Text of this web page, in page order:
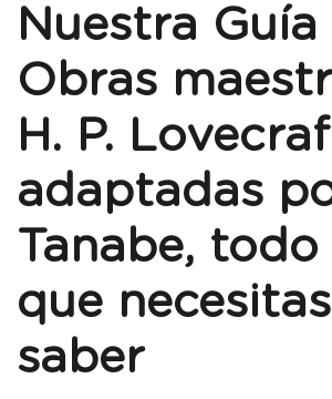
Nuestra Guía
Obras
H. P.
adaptadas
Tanabe, todo
que necesitas
saber